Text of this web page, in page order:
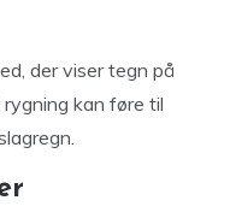
der viser tegn på
kan føre til